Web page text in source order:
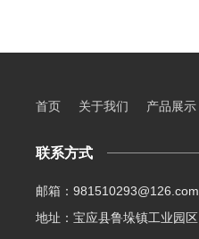
首页 关于我们 产品展示
联系方式
邮箱：981510293@126.com
地址：宝应县鲁垛镇工业园区